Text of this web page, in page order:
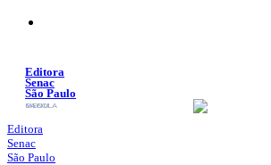
Conteúdo
Editora
Senac
São Paulo
SACOLA
MENU
Editora
Senac
São Paulo